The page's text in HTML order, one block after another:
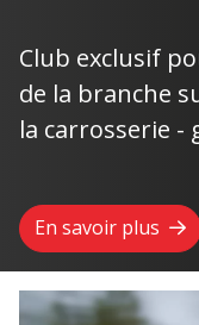
Club exclusif
de la branche
la carrosserie
En savoir plus